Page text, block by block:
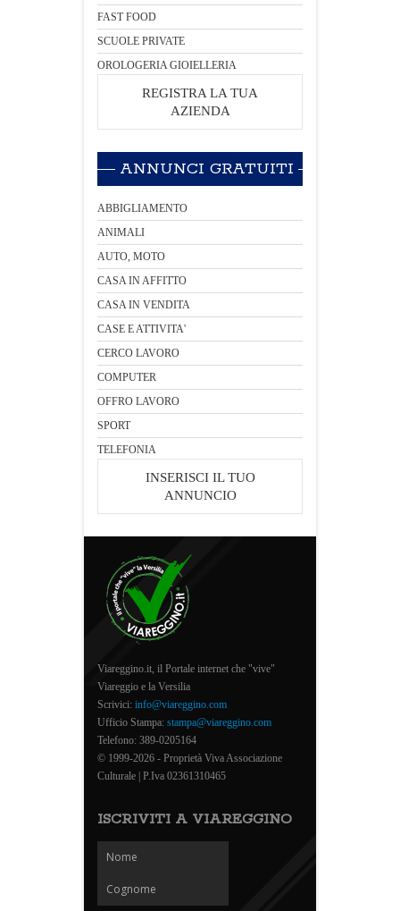
FAST FOOD
SCUOLE PRIVATE
OROLOGERIA GIOIELLERIA
REGISTRA LA TUA
AZIENDA
ANNUNCI GRATUITI
ABBIGLIAMENTO
ANIMALI
AUTO, MOTO
CASA IN AFFITTO
CASA IN VENDITA
CASE E ATTIVITA'
CERCO LAVORO
COMPUTER
OFFRO LAVORO
SPORT
TELEFONIA
INSERISCI IL TUO
ANNUNCIO
Viareggino.it, il Portale internet che "vive"
Viareggio e la Versilia
Scrivici: info@viareggino.com
Ufficio Stampa: stampa@viareggino.com
Telefono: 389-0205164
© 1999-2026 - Proprietà Viva Associazione
Culturale | P.Iva 02361310465
ISCRIVITI A VIAREGGINO